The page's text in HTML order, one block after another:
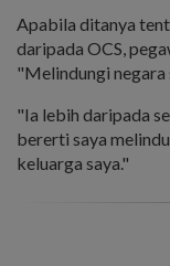
Apabila ditanya
daripada OCS,
"Melindungi negara
"Ia lebih daripada
bererti saya
keluarga saya."